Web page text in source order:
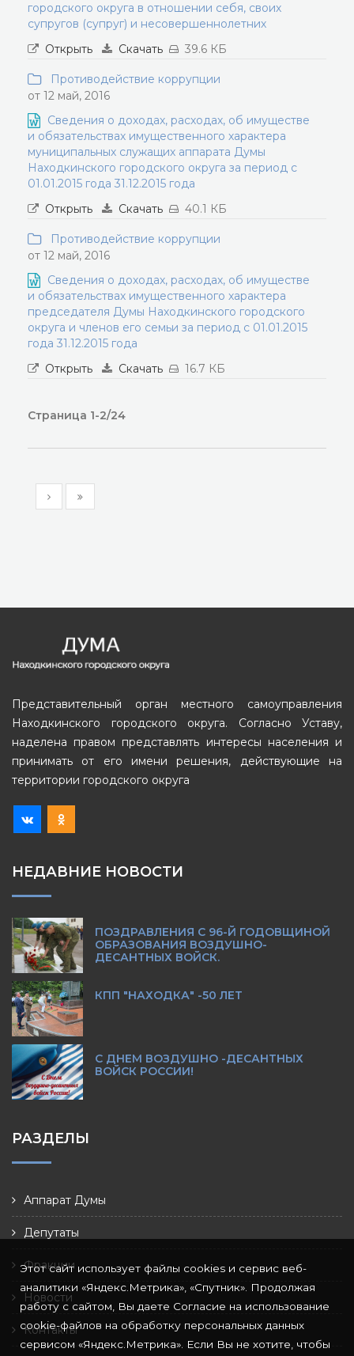
городского округа в отношении себя, своих
супругов (супруг) и несовершеннолетних
Открыть
Скачать 39.6 КБ
Противодействие коррупции
от 12 май, 2016
Сведения о доходах, расходах, об имуществе
и обязательствах имущественного характера
муниципальных служащих аппарата Думы
Находкинского городского округа за период с
01.01.2015 года 31.12.2015 года
Открыть
Скачать 40.1 КБ
Противодействие коррупции
от 12 май, 2016
Сведения о доходах, расходах, об имуществе
и обязательствах имущественного характера
председателя Думы Находкинского городского
округа и членов его семьи за период с 01.01.2015
года 31.12.2015 года
Открыть
Скачать 16.7 КБ
Страница 1-2/24
Представительный орган местного самоуправления
Находкинского городского округа. Согласно Уставу,
наделена правом представлять интересы населения и
принимать от его имени решения, действующие на
территории городского округа
НЕДАВНИЕ НОВОСТИ
ПОЗДРАВЛЕНИЯ С 96-Й ГОДОВЩИНОЙ
ОБРАЗОВАНИЯ ВОЗДУШНО-
ДЕСАНТНЫХ ВОЙСК.
КПП "НАХОДКА" -50 ЛЕТ
С ДНЕМ ВОЗДУШНО -ДЕСАНТНЫХ
ВОЙСК РОССИИ!
РАЗДЕЛЫ
Аппарат Думы
Депутаты
Фракции
Новости
Контакты
Этот сайт использует файлы cookies и сервис веб-
аналитики «Яндекс.Метрика», «Спутник». Продолжая
работу с сайтом, Вы даете Согласие на использование
cookie-файлов на обработку персональных данных
сервисом «Яндекс.Метрика». Если Вы не хотите, чтобы